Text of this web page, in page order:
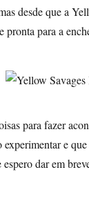
desde que a
para a
para fazer
e
espero dar em